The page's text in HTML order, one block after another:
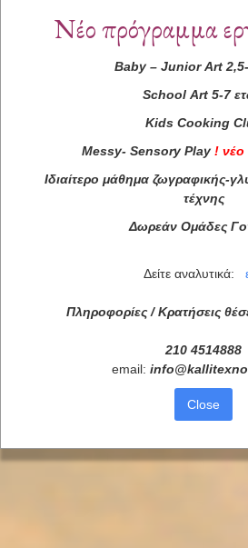
Νέο πρόγραμμα
Baby– Junior Art
School Art 5-7
Kids Cooking
Messy- Sensory Play ! νέο
Ιδιαίτερο μάθημα ζωγραφικής-
τέχνης
Δωρεάν Ομάδες
Δείτε αναλυτικά:
Πληροφορίες / Κρατήσεις
210 4514888
email: info@
Close